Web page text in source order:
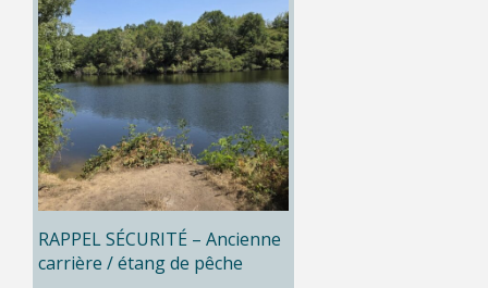
RAPPEL SÉCURITÉ – Ancienne
carrière / étang de pêche